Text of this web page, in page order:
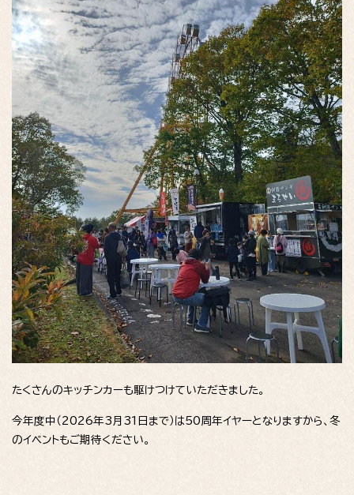
たくさんのキッチンカーも駆けつけていただきました。
今年度中（2026年3月31日まで）は50周年イヤーとなりますから、冬
のイベントもご期待ください。